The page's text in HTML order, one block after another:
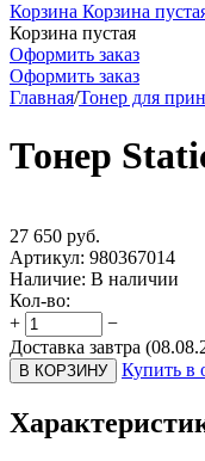
Корзина Корзина
Корзина пустая
Оформить заказ
Оформить заказ
Главная/Тонер для
Тонер
27 650 руб.
Артикул: 980367014
Наличие: В наличии
Кол-во:
+
−
Доставка завтра
В КОРЗИНУ Купить в